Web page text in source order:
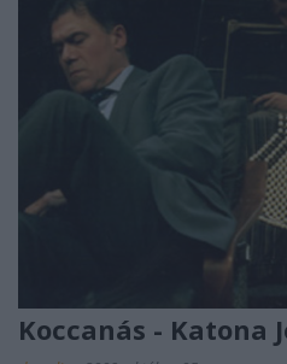
Koccanás - Katona